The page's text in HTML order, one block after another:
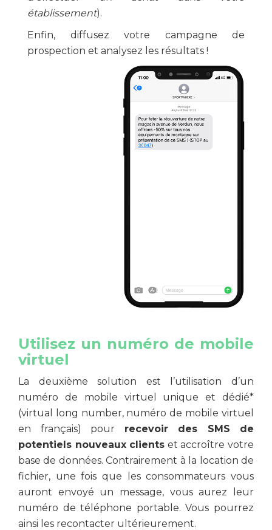
établissement).
Enfin, diffusez votre campagne de
prospection et analysez les résultats !
Utilisez un numéro de mobile
virtuel
La deuxième solution est l’utilisation d’un
numéro de mobile virtuel unique et dédié*
(virtual long number, numéro de mobile virtuel
en français) pour recevoir des SMS de
potentiels nouveaux clients et accroître votre
base de données. Contrairement à la location de
fichier, une fois que les consommateurs vous
auront envoyé un message, vous aurez leur
numéro de téléphone portable. Vous pourrez
ainsi les recontacter ultérieurement.